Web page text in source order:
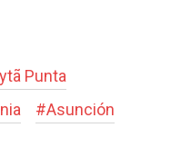
Punta
#Asunción